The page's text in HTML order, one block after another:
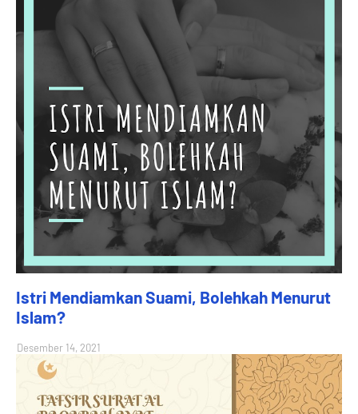
Istri Mendiamkan Suami, Bolehkah Menurut
Islam?
Desember 14, 2021